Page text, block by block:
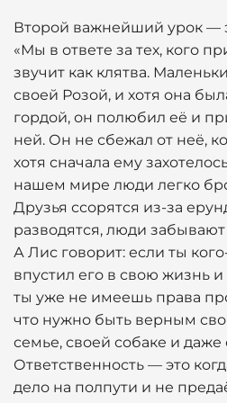
Второй важнейший урок —
«Мы в ответе за тех, кого
звучит как клятва.
своей Розой, и хотя она
гордой, он полюбил её и
ней. Он не сбежал от неё,
хотя сначала ему
нашем мире люди легко
Друзья ссорятся из-за
разводятся, люди
А Лис говорит: если ты
впустил его в свою жизнь и
ты уже не имеешь права
что нужно быть верным
семье, своей собаке и
Ответственность — это
дело на полпути и не